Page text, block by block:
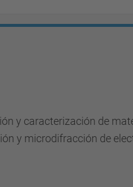
y caracterización de
y microdifracción de